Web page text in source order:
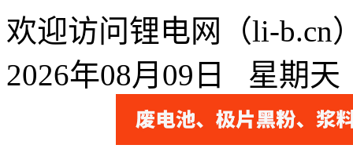
欢迎访问锂电网（li-b.cn
2026年08月09日 星期